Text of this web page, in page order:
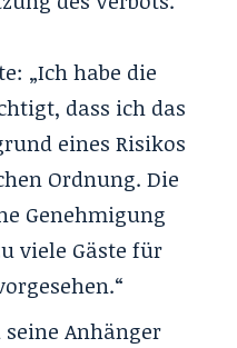
„Ich habe die
dass ich das
eines Risikos
Ordnung. Die
Genehmigung
viele Gäste für
Anhänger